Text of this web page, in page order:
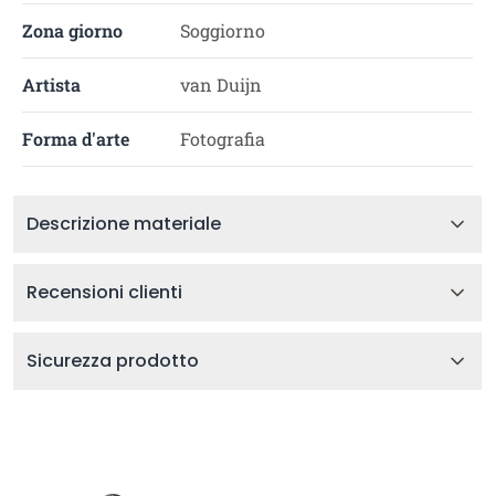
Zona giorno Soggiorno
Artista van Duijn
Forma d'arte Fotografia
Descrizione materiale
Recensioni clienti
Sicurezza prodotto